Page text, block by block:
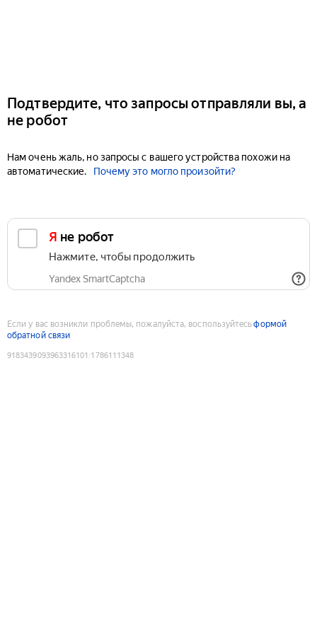
Подтвердите, что запросы отправляли вы, а
не робот
Нам очень жаль, но запросы с вашего устройства похожи на
автоматические.
Почему это могло произойти?
Я не робот
Нажмите, чтобы продолжить
Yandex SmartCaptcha
Если у вас возникли проблемы, пожалуйста, воспользуйтесьформой
обратной связи
9183439093963316101 :1786111348